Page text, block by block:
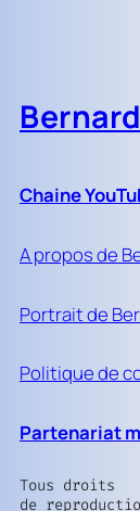
Chaine
A propos de
Portrait de
Politique de
Partenariat
Tous droits
de